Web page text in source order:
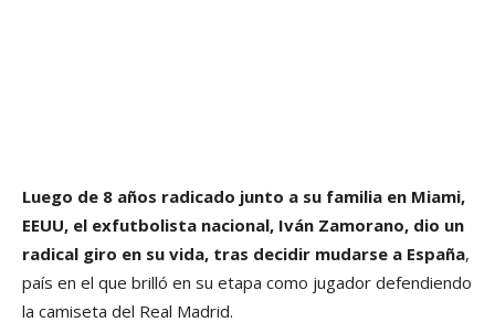
Luego de 8 años radicado junto a su familia en Miami,
EEUU, el exfutbolista nacional, Iván Zamorano, dio un
radical giro en su vida, tras decidir mudarse a España,
país en el que brilló en su etapa como jugador defendiendo
la camiseta del Real Madrid.